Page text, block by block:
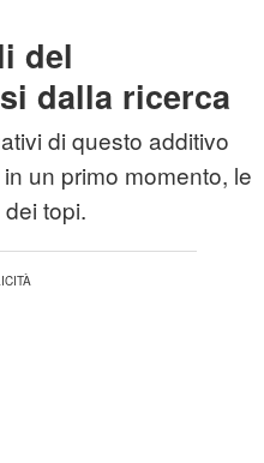
del
dalla ricerca
di questo additivo
un primo momento, le
topi.